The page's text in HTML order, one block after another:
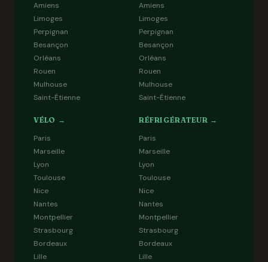
Amiens
Limoges
Perpignan
Besançon
Orléans
Rouen
Mulhouse
Saint-Étienne
Amiens
Limoges
Perpignan
Besançon
Orléans
Rouen
Mulhouse
Saint-Étienne
VÉLO →
Paris
Marseille
Lyon
Toulouse
Nice
Nantes
Montpellier
Strasbourg
Bordeaux
Lille
RÉFRIGÉRATEUR →
Paris
Marseille
Lyon
Toulouse
Nice
Nantes
Montpellier
Strasbourg
Bordeaux
Lille